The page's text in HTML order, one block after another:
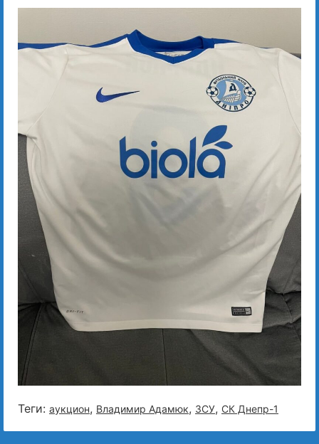
Теги: аукцион, Владимир Адамюк, ЗСУ, СК Днепр-1